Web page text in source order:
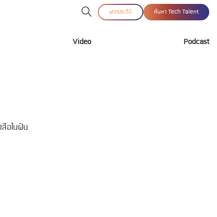
ฝากประวัติ ค้นหา Tech Talent
Video Podcast
สือในฝัน